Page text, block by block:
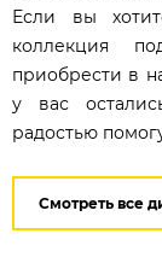
Если вы
коллекция
приобрести в
у вас
радостью
Смотреть все